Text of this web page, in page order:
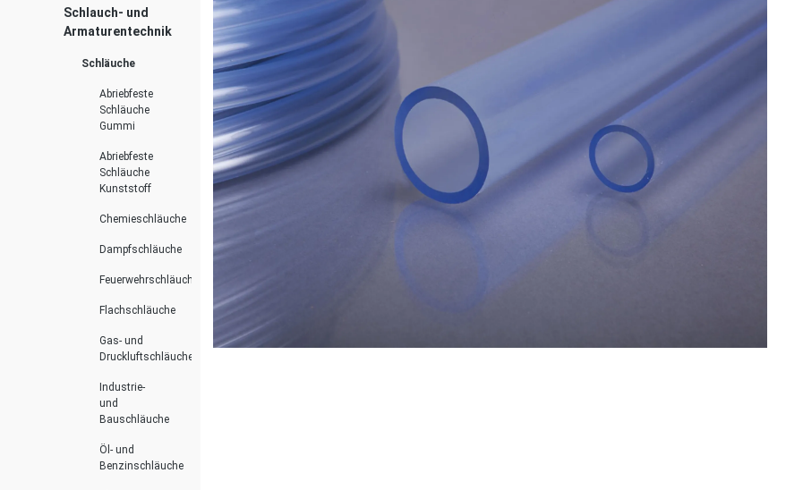
Schlauch- und
Armaturentechnik
Schläuche
Abriebfeste
Schläuche
Gummi
Abriebfeste
Schläuche
Kunststoff
Chemieschläuche
Dampfschläuche
Feuerwehrschläuche
Flachschläuche
Gas- und
Druckluftschläuche
Industrie-
und
Bauschläuche
Öl- und
Benzinschläuche